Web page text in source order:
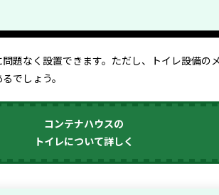
題なく設置できます。ただし、トイレ設備の
でしょう。
コンテナハウスの
トイレについて詳しく